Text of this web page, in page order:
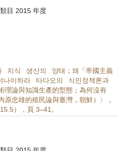
目 2015 年度
지식 생산의 양태；왜「帝國主義
나이하라 타다오의 식민정책론과
理論與知識生產的型態；為何沒有
原忠雄的殖民論與臺灣，朝鮮）〉，
），頁 3–41。